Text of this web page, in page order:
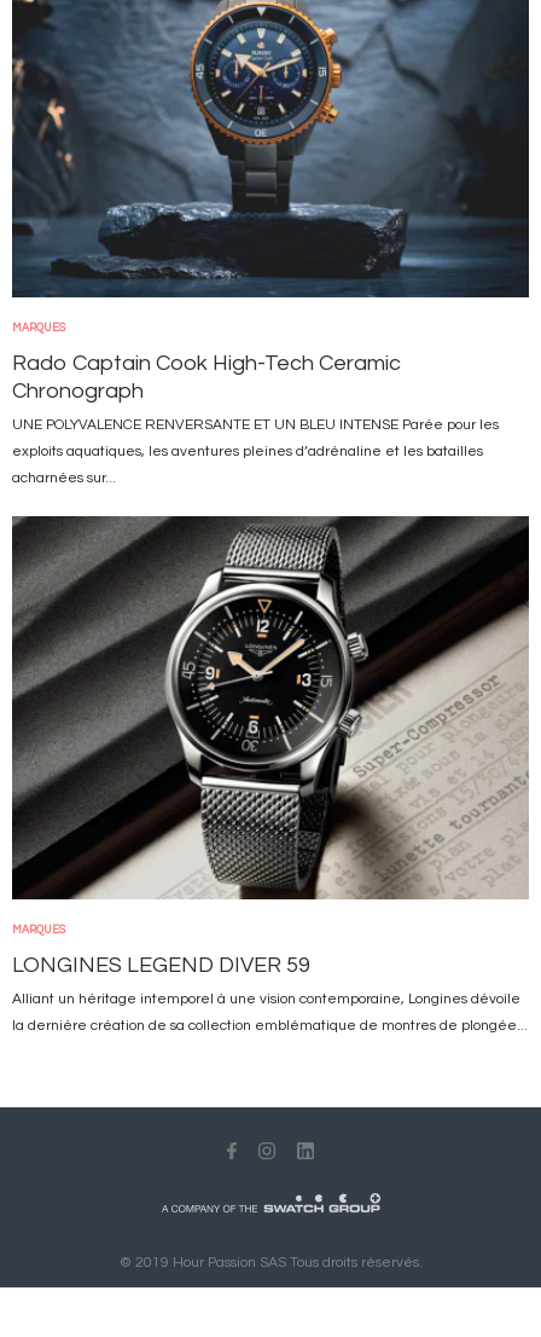
MARQUES
Rado Captain Cook High-Tech Ceramic
Chronograph
UNE POLYVALENCE RENVERSANTE ET UN BLEU INTENSE Parée pour les
exploits aquatiques, les aventures pleines d’adrénaline et les batailles
acharnées sur...
Image
MARQUES
LONGINES LEGEND DIVER 59
Alliant un héritage intemporel à une vision contemporaine, Longines dévoile
la dernière création de sa collection emblématique de montres de plongée...
© 2019 Hour Passion SAS Tous droits réservés.